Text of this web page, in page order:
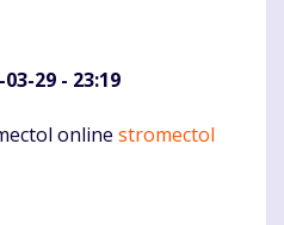
03-29 - 23:19
online stromectol